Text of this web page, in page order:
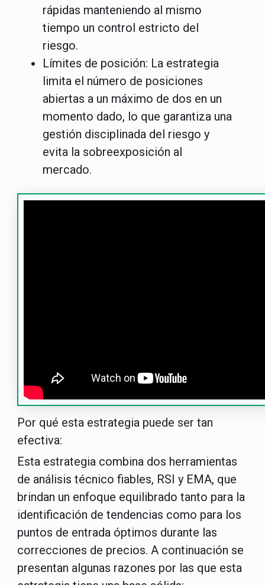
rápidas manteniendo al mismo
tiempo un control estricto del
riesgo.
Límites de posición: La estrategia
limita el número de posiciones
abiertas a un máximo de dos en un
momento dado, lo que garantiza una
gestión disciplinada del riesgo y
evita la sobreexposición al
mercado.
Por qué esta estrategia puede ser tan
efectiva:
Esta estrategia combina dos herramientas
de análisis técnico fiables, RSI y EMA, que
brindan un enfoque equilibrado tanto para la
identificación de tendencias como para los
puntos de entrada óptimos durante las
correcciones de precios. A continuación se
presentan algunas razones por las que esta